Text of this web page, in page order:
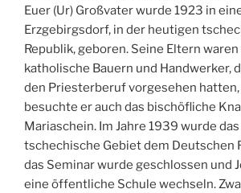
Euer (Ur) Großvater wurde 1923 in
Erzgebirgsdorf, in der heutigen
Republik, geboren. Seine Eltern
katholische Bauern und Handwerker,
den Priesterberuf vorgesehen
besuchte er auch das bischöfliche
Mariaschein. Im Jahre 1939 wurde
tschechische Gebiet dem Deutschen
das Seminar wurde geschlossen und
eine öffentliche Schule wechseln.